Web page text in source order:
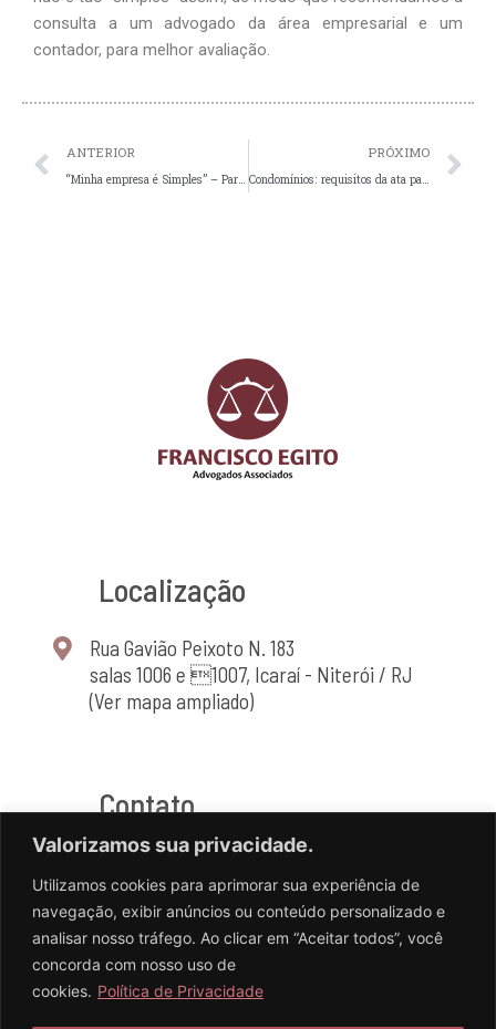
Valorizamos sua privacidade.
Utilizamos cookies para aprimorar sua experiência de
navegação, exibir anúncios ou conteúdo personalizado e
analisar nosso tráfego. Ao clicar em “Aceitar todos”, você
concorda com nosso uso de
cookies. Política de Privacidade
consulta a um advogado da área empresarial e um
contador, para melhor avaliação.
Prev
ANTERIOR
“Minha empresa é Simples” – Parte 1
PRÓXIMO
Condomínios: requisitos da ata para instruir processo de execução
Localização
Rua Gavião Peixoto N. 183
salas 1006 e 1007, Icaraí - Niterói / RJ
(Ver mapa ampliado)
Contato
(21) 2714-4464
(21) 98556-2741